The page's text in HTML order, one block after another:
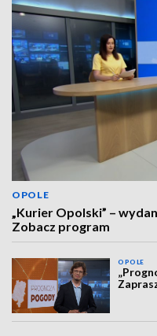
OPOLE
„Kurier Opolski” –
Zobacz program
OPOLE